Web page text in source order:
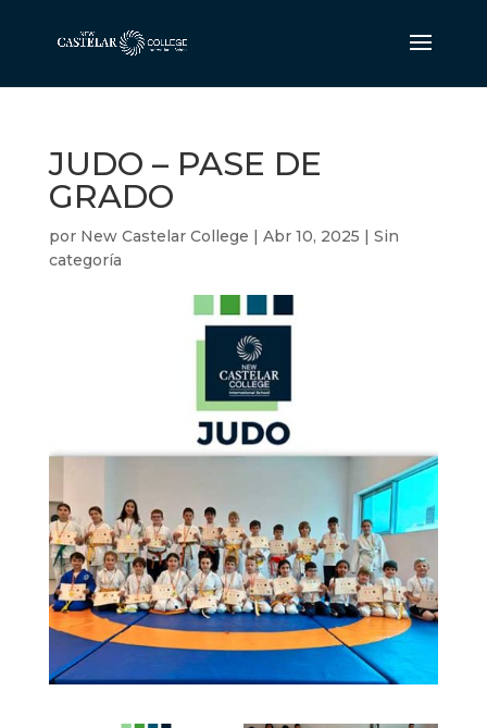
JUDO – PASE DE
GRADO
por New Castelar College | Abr 10, 2025 | Sin
categoría